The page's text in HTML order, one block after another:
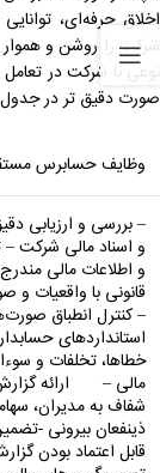
اخلاق حرفه‌ای،
شرکت را روشن و هموار
نوعی با شرکت در
صورت دقیق تر در
وظایف حسابرس
– بررسی و ارزیابی
و اسناد مالی شرکت –
و اطلاعات مالی
قانونی با واقعیات و
– کنترل انطباق
استانداردهای
خطاها، تخلفات و
مالی – ارائه
شفاف به مدیران،
ذینفعان بیرونی -
قابل اعتماد بودن